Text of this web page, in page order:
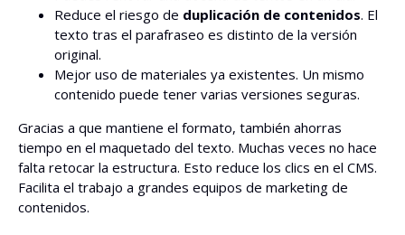
Reduce el riesgo de duplicación de contenidos. El
texto tras el parafraseo es distinto de la versión
original.
Mejor uso de materiales ya existentes. Un mismo
contenido puede tener varias versiones seguras.
Gracias a que mantiene el formato, también ahorras
tiempo en el maquetado del texto. Muchas veces no hace
falta retocar la estructura. Esto reduce los clics en el CMS.
Facilita el trabajo a grandes equipos de marketing de
contenidos.